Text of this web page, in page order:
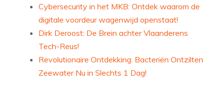
Cybersecurity in het MKB: Ontdek waarom de
digitale voordeur wagenwijd openstaat!
Dirk Deroost: De Brein achter Vlaanderens
Tech-Reus!
Revolutionaire Ontdekking: Bacteriën Ontzilten
Zeewater Nu in Slechts 1 Dag!